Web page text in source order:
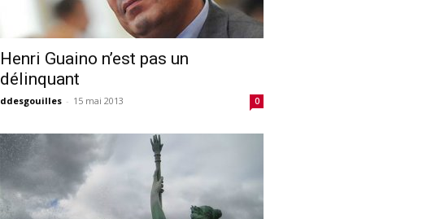
Henri Guaino n’est pas un
délinquant
ddesgouilles - 15 mai 2013 0